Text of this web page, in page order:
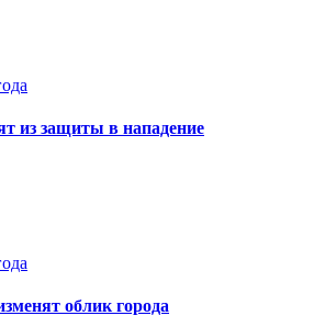
из защиты в нападение
облик города